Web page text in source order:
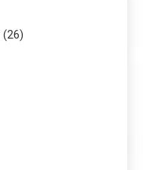
(26)